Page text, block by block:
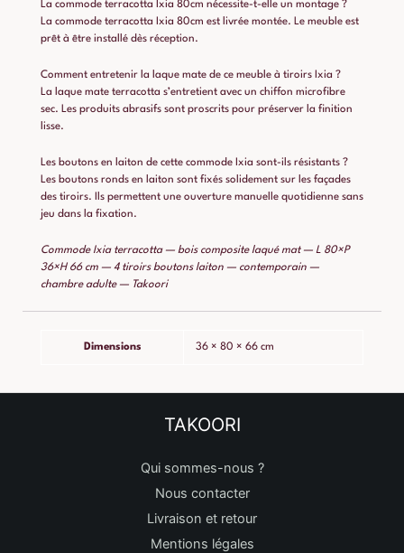
La commode terracotta Ixia 80cm nécessite-t-elle un montage ?
La commode terracotta Ixia 80cm est livrée montée. Le meuble est
prêt à être installé dès réception.
Comment entretenir la laque mate de ce meuble à tiroirs Ixia ?
La laque mate terracotta s’entretient avec un chiffon microfibre
sec. Les produits abrasifs sont proscrits pour préserver la finition
lisse.
Les boutons en laiton de cette commode Ixia sont-ils résistants ?
Les boutons ronds en laiton sont fixés solidement sur les façades
des tiroirs. Ils permettent une ouverture manuelle quotidienne sans
jeu dans la fixation.
Commode Ixia terracotta — bois composite laqué mat — L 80×P
36×H 66 cm — 4 tiroirs boutons laiton — contemporain —
chambre adulte — Takoori
Dimensions 36 × 80 × 66 cm
TAKOORI
Qui sommes-nous ?
Nous contacter
Livraison et retour
Mentions légales